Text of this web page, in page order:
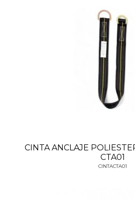
CINTA ANCLAJE
CTA01
CINTACTA01